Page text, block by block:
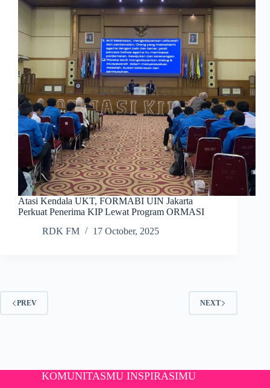
Atasi Kendala UKT, FORMABI UIN Jakarta
Perkuat Penerima KIP Lewat Program ORMASI
RDK FM
17 October, 2025
PREV NEXT
KOMUNITASMU INSPIRASIMU